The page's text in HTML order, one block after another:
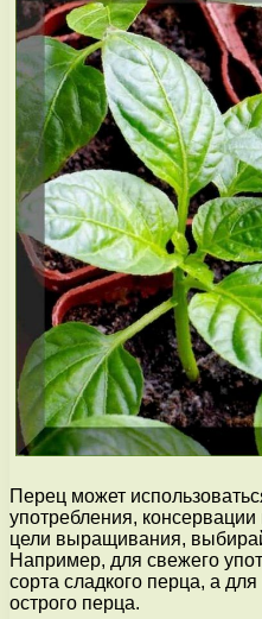
Перец может
употребления,
цели выращивания,
Например, для свежего
сорта сладкого перца, а
острого перца.